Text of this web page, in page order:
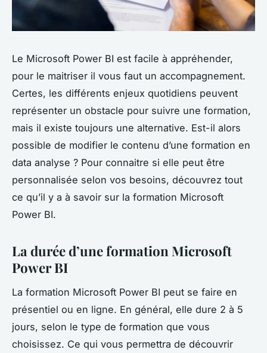
Le Microsoft Power BI est facile à appréhender,
pour le maitriser il vous faut un accompagnement.
Certes, les différents enjeux quotidiens peuvent
représenter un obstacle pour suivre une formation,
mais il existe toujours une alternative. Est-il alors
possible de modifier le contenu d’une formation en
data analyse ? Pour connaitre si elle peut être
personnalisée selon vos besoins, découvrez tout
ce qu’il y a à savoir sur la formation Microsoft
Power BI.
La durée d’une formation Microsoft
Power BI
La formation Microsoft Power BI peut se faire en
présentiel ou en ligne. En général, elle dure 2 à 5
jours, selon le type de formation que vous
choisissez. Ce qui vous permettra de découvrir